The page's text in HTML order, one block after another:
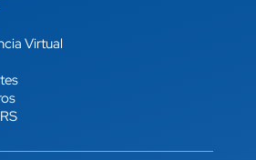
Virtual